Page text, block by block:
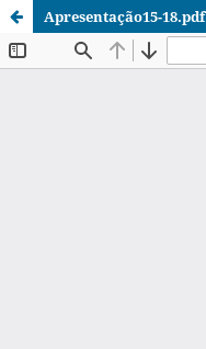
Apresentação15-18.pdf